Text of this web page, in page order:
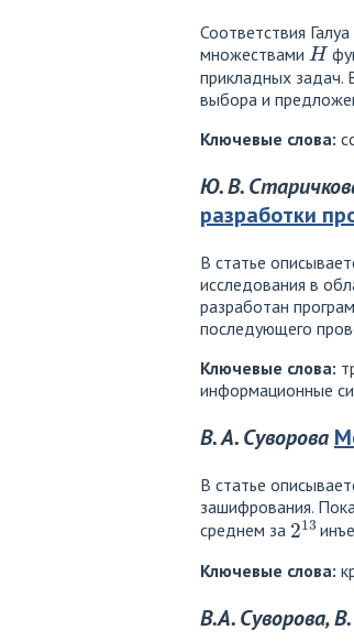
Соответствия
множествами
H
прикладных задач.
выбора и
Ключевые слова:
Ю. В.
разработки
В статье
исследования в
разработан
последующего
Ключевые слова:
информационные
В. А. Суворова
В статье
зашифрования.
среднем за
213
Ключевые слова:
В.А. Суворова,